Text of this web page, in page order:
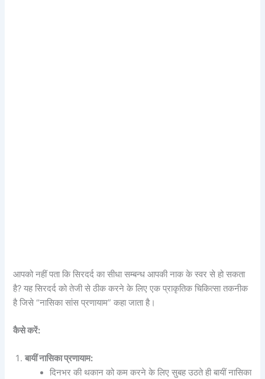
आपको नहीं पता कि सिरदर्द का सीधा सम्बन्ध आपकी नाक के स्वर से हो सकता
है? यह सिरदर्द को तेजी से ठीक करने के लिए एक प्राकृतिक चिकित्सा तकनीक
है जिसे “नासिका सांस प्रणायाम” कहा जाता है।
कैसे करें:
बायीं नासिका प्रणायाम:
दिनभर की थकान को कम करने के लिए सुबह उठते ही बायीं नासिका